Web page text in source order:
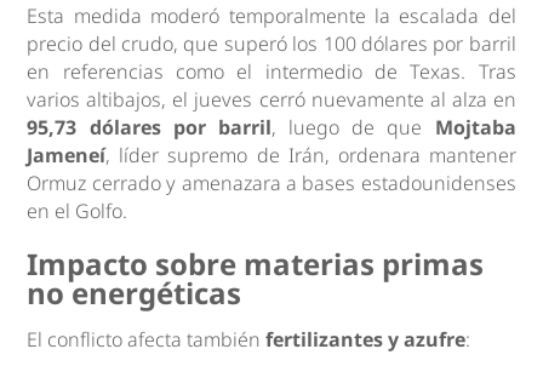
Esta medida moderó temporalmente la escalada del
precio del crudo, que superó los 100 dólares por barril
en referencias como el intermedio de Texas. Tras
varios altibajos, el jueves cerró nuevamente al alza en
95,73 dólares por barril, luego de que Mojtaba
Jameneí, líder supremo de Irán, ordenara mantener
Ormuz cerrado y amenazara a bases estadounidenses
en el Golfo.
Impacto sobre materias primas
no energéticas
El conflicto afecta tambiénfertilizantes y azufre: